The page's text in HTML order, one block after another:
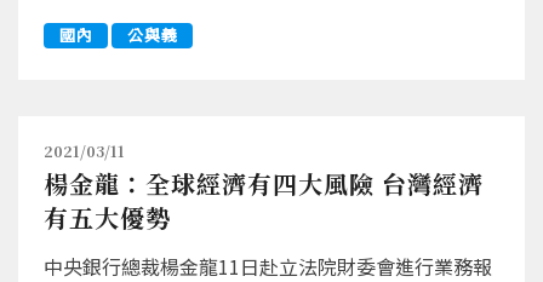
國內 公與義
2021/03/11
楊金龍：全球經濟有四大風險 台灣經濟
有五大優勢
中央銀行總裁楊金龍11日赴立法院財委會進行業務報